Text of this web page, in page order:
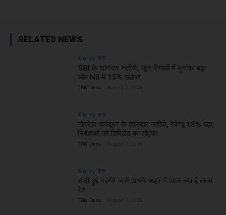
RELATED NEWS
Money मंत्र
SBI के शानदार नतीजे, जून तिमाही में मुनाफा बढ़ा
और NII में 15% उछाल
TBN Desk
Money मंत्र
गोदरेज कंज्यूमर के शानदार नतीजे, रेवेन्यू 18% बढ़ा;
निवेशकों को डिविडेंड का तोहफा
TBN Desk
Money मंत्र
चांदी हुई महंगी! जानें आपके शहर में आज क्या है ताजा
रेट
TBN Desk